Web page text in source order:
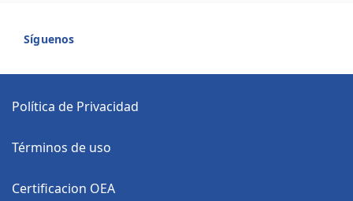
Síguenos
Política de Privacidad
Términos de uso
Certificacion OEA